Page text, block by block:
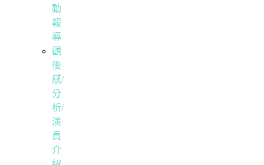
動
報
導
觀
後
感/
分
析/
演
員
介